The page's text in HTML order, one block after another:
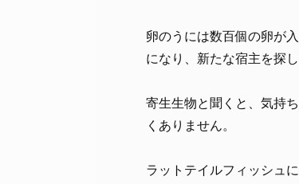
卵のうには数百個の卵が
になり、新たな宿主を探
寄生生物と聞くと、気持
くありません。
ラットテイルフィッシュ